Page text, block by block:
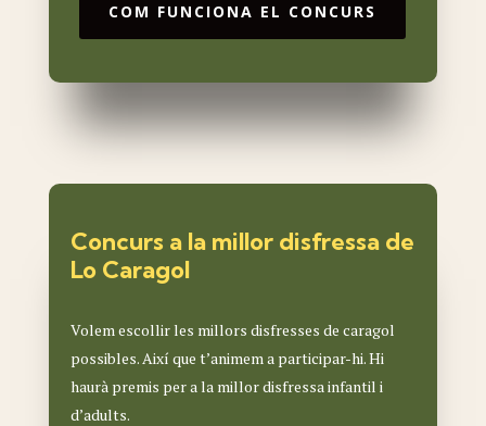
COM FUNCIONA EL CONCURS
Concurs a la millor disfressa de
Lo Caragol
Volem escollir les millors disfresses de caragol
possibles. Així que t’animem a participar-hi. Hi
haurà premis per a la millor disfressa infantil i
d’adults.